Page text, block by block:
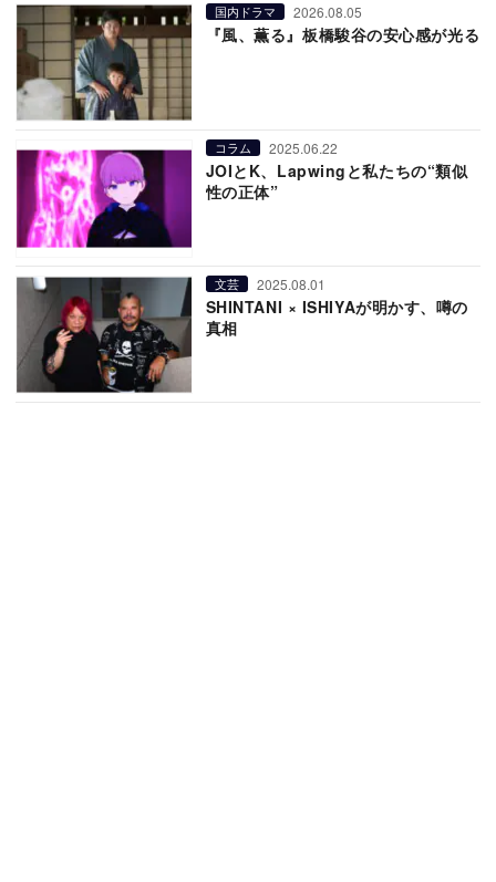
国内ドラマ 2026.08.05
『風、薫る』板橋駿谷の安心感が光る
コラム 2025.06.22
JOIとK、Lapwingと私たちの“類似
性の正体”
文芸 2025.08.01
SHINTANI × ISHIYAが明かす、噂の
真相